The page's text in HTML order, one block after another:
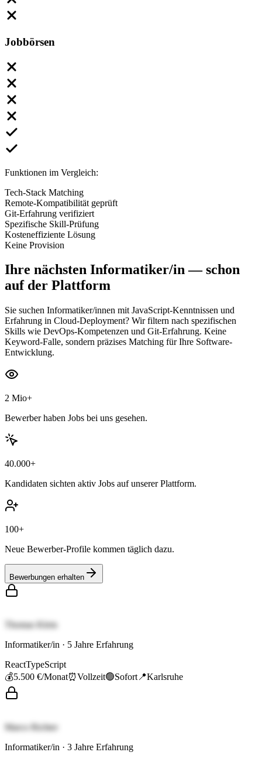
Jobbörsen
Funktionen im Vergleich:
Tech-Stack Matching
Remote-Kompatibilität geprüft
Git-Erfahrung verifiziert
Spezifische Skill-Prüfung
Kosteneffiziente Lösung
Keine Provision
Ihre nächsten Informatiker/in— schon
auf der Plattform
Sie suchen Informatiker/innen mit JavaScript-Kenntnissen und
Erfahrung in Cloud-Deployment? Wir filtern nach spezifischen
Skills wie DevOps-Kompetenzen und Git-Erfahrung. Keine
Keyword-Falle, sondern präzises Matching für Ihre Software-
Entwicklung.
2 Mio+
Bewerber haben Jobs bei uns gesehen.
40.000+
Kandidaten sichten aktiv Jobs auf unserer Plattform.
100+
Neue Bewerber-Profile kommen täglich dazu.
Bewerbungen erhalten
Thomas Klein
Informatiker/in · 5 Jahre Erfahrung
ReactTypeScript
💰5.500 €/Monat⏰Vollzeit🟢Sofort 📍Karlsruhe
Marco Richter
Informatiker/in · 3 Jahre Erfahrung